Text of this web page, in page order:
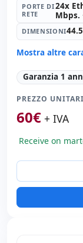
PORTE DI
RETE
24x
Mbps.
DIMENSIONI
Mostra altre
Generale
Porte di rete:
1000 Mbps. ·
Dimensioni:
Peso:
4.50 Kg.
Garanzia 1
PREZZO
60€ + IVA
Receive on